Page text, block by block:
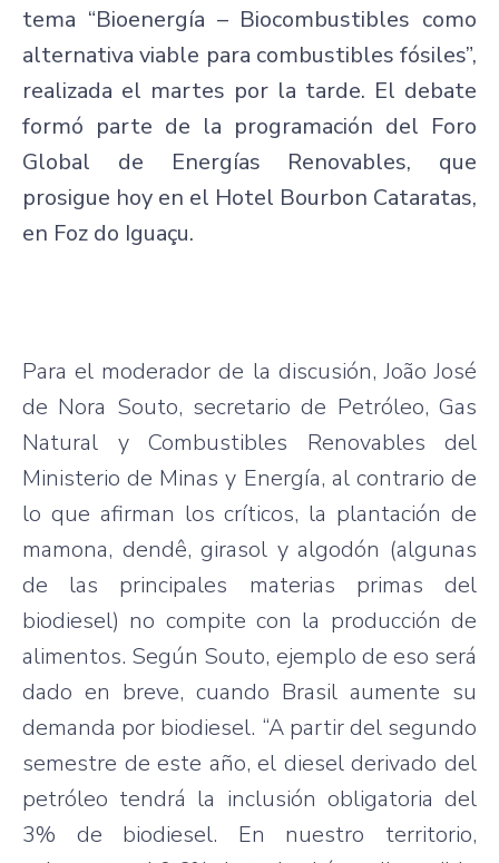
tema “Bioenergía – Biocombustibles como
alternativa viable para combustibles fósiles”,
realizada el martes por la tarde. El debate
formó parte de la programación del Foro
Global de Energías Renovables, que
prosigue hoy en el Hotel Bourbon Cataratas,
en Foz do Iguaçu.
Para el moderador de la discusión, João José
de Nora Souto, secretario de Petróleo, Gas
Natural y Combustibles Renovables del
Ministerio de Minas y Energía, al contrario de
lo que afirman los críticos, la plantación de
mamona, dendê, girasol y algodón (algunas
de las principales materias primas del
biodiesel) no compite con la producción de
alimentos. Según Souto, ejemplo de eso será
dado en breve, cuando Brasil aumente su
demanda por biodiesel. “A partir del segundo
semestre de este año, el diesel derivado del
petróleo tendrá la inclusión obligatoria del
3% de biodiesel. En nuestro territorio,